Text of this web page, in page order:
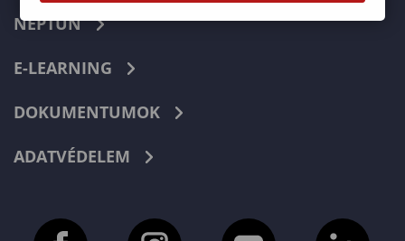
NEPTUN
E-LEARNING
DOKUMENTUMOK
ADATVÉDELEM